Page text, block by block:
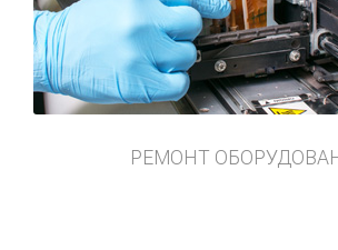
РЕМОНТ